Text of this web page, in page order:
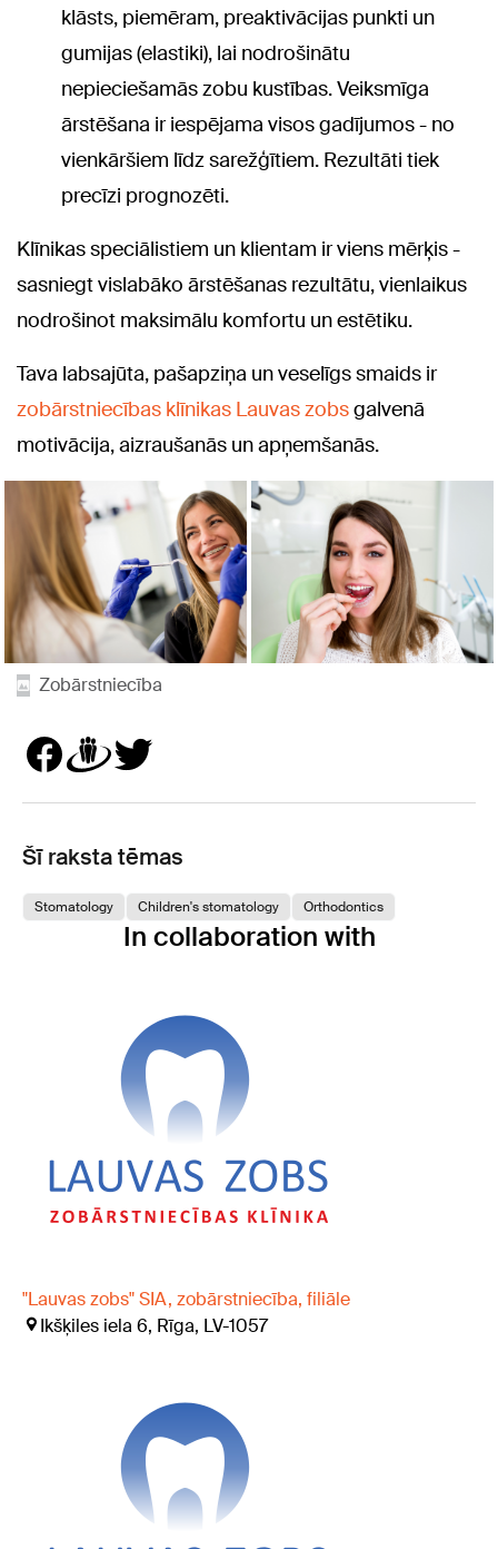
klāsts, piemēram, preaktivācijas punkti un
gumijas (elastiki), lai nodrošinātu
nepieciešamās zobu kustības. Veiksmīga
ārstēšana ir iespējama visos gadījumos - no
vienkāršiem līdz sarežģītiem. Rezultāti tiek
precīzi prognozēti.
Klīnikas speciālistiem un klientam ir viens mērķis -
sasniegt vislabāko ārstēšanas rezultātu, vienlaikus
nodrošinot maksimālu komfortu un estētiku.
Tava labsajūta, pašapziņa un veselīgs smaids ir
zobārstniecības klīnikas Lauvas zobsgalvenā
motivācija, aizraušanās un apņemšanās.
Zobārstniecība
Šī raksta tēmas
Stomatology Children's stomatology Orthodontics
In collaboration with
"Lauvas zobs" SIA, zobārstniecība, filiāle
Ikšķiles iela 6, Rīga, LV-1057